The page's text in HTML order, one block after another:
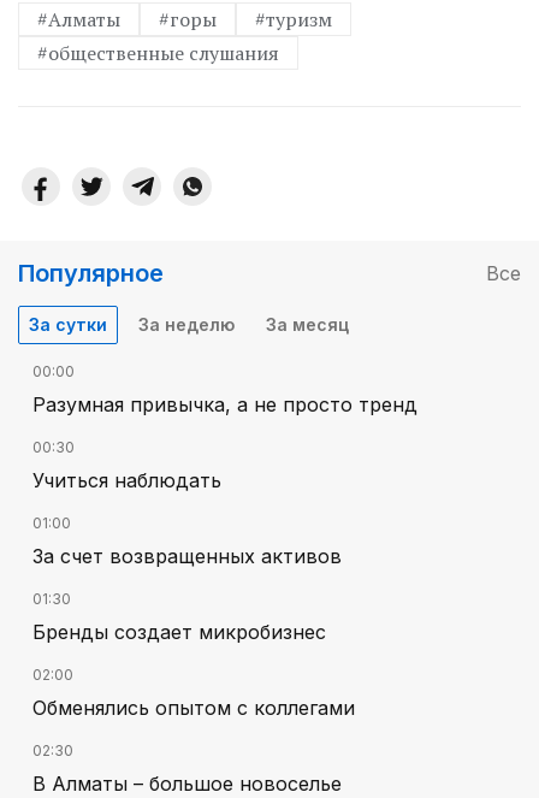
#Алматы #горы
#туризм
#общественные слушания
Популярное Все
За сутки За неделю За месяц
00:00
Разумная привычка, а не просто тренд
00:30
Учиться наблюдать
01:00
За счет возвращенных активов
01:30
Бренды создает микробизнес
02:00
Обменялись опытом с коллегами
02:30
В Алматы – большое новоселье